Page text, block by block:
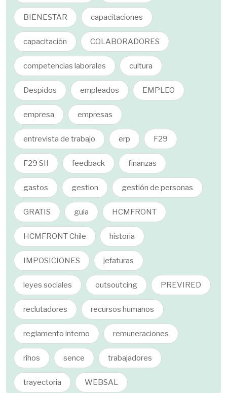
BIENESTAR capacitaciones
capacitación COLABORADORES
competencias laborales cultura
Despidos empleados EMPLEO
empresa empresas
entrevista de trabajo erp F29
F29 SII feedback finanzas
gastos gestion gestión de personas
GRATIS guia HCMFRONT
HCMFRONT Chile historia
IMPOSICIONES jefaturas
leyes sociales outsoutcing PREVIRED
reclutadores recursos humanos
reglamento interno remuneraciones
rihos sence trabajadores
trayectoria WEBSAL